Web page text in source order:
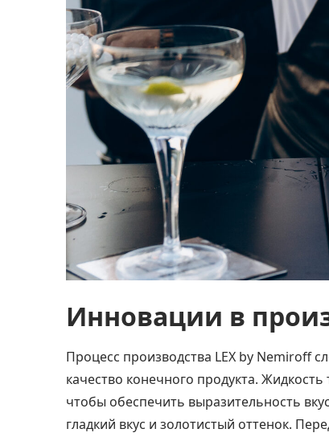
Инновации в
Процесс производства LEX by Nemiroff
качество конечного продукта.
чтобы обеспечить выразительность
гладкий вкус и золотистый оттенок.